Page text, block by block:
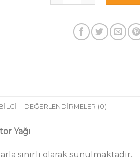
DEĞERLENDIRMELER (0)
Yağı
sınırlı olarak sunulmaktadır.